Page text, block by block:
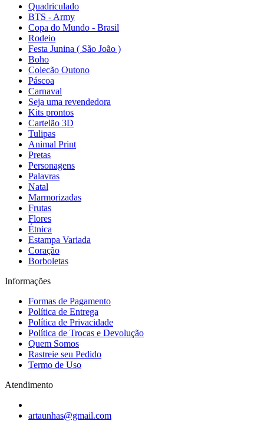
Quadriculado
BTS - Army
Copa do Mundo - Brasil
Rodeio
Festa Junina ( São João )
Boho
Colecão Outono
Páscoa
Carnaval
Seja uma revendedora
Kits prontos
Cartelão 3D
Tulipas
Animal Print
Pretas
Personagens
Palavras
Natal
Marmorizadas
Frutas
Flores
Étnica
Estampa Variada
Coração
Borboletas
Informações
Formas de Pagamento
Política de Entrega
Política de Privacidade
Política de Trocas e Devolução
Quem Somos
Rastreie seu Pedido
Termo de Uso
Atendimento
artaunhas@gmail.com